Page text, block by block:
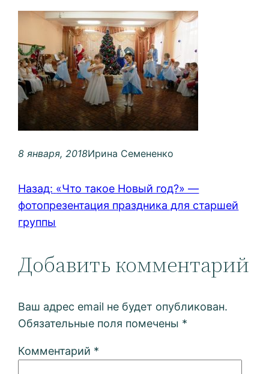
8 января, 2018Ирина Семененко
Назад: «Что такое Новый год?» —
фотопрезентация праздника для старшей
группы
Добавить комментарий
Ваш адрес email не будет опубликован.
Обязательные поля помечены *
Комментарий *